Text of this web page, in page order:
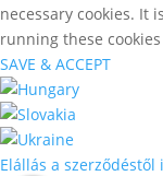
necessary cookies. It
running these
SAVE & ACCEPT
Elállás a szerződéstől